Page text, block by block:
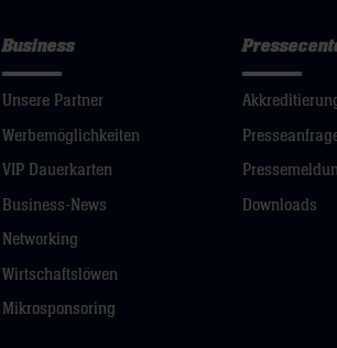
Business
Unsere Partner
Werbemöglichkeiten
VIP Dauerkarten
Business-News
Networking
Wirtschaftslöwen
Mikrosponsoring
Downloads